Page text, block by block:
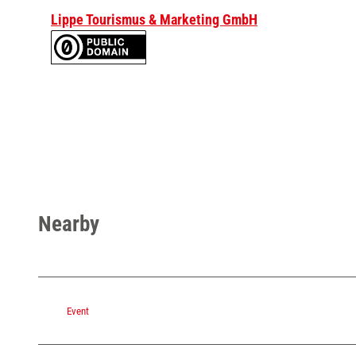
Lippe Tourismus & Marketing GmbH
Nearby
Event